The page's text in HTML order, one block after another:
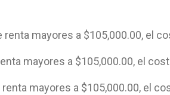
renta mayores a $105,000.00, el
mayores a $105,000.00, el
mayores a $105,000.00, el